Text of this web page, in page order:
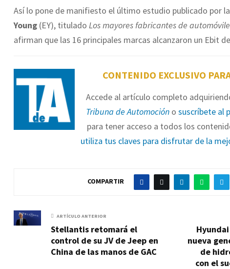
Así lo pone de manifiesto el último estudio publicado por
Young (EY), titulado Los mayores fabricantes de
afirman que las 16 principales marcas alcanzaron un Ebit
CONTENIDO EXCLUSIVO
Accede al artículo completo
Tribuna de Automocióno suscríbete al
para tener acceso a todos los
utiliza tus claves para disfrutar de la
COMPARTIR
ARTÍCULO ANTERIOR
Stellantis retomará el
control de su JV de Jeep en
China de las manos de GAC
nueva
de
con el